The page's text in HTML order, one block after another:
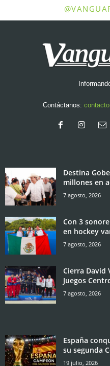
Contáctanos:
Destina
millones en
7 agosto, 2026
Con 3
en hockey
7 agosto, 2026
Cierra David
Juegos
7 agosto, 2026
España
su segunda
19 julio, 2026